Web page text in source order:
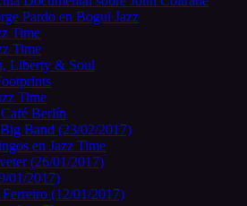
Pardo en Bogui Jazz
Time
Time
Liberty & Soul
Time
Berlín
Band (23/02/2017)
en Jazz Time
(26/01/2017)
01/2017)
(12/01/2017)